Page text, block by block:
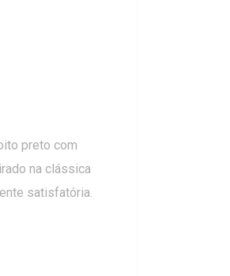
preto com
na clássica
satisfatória.